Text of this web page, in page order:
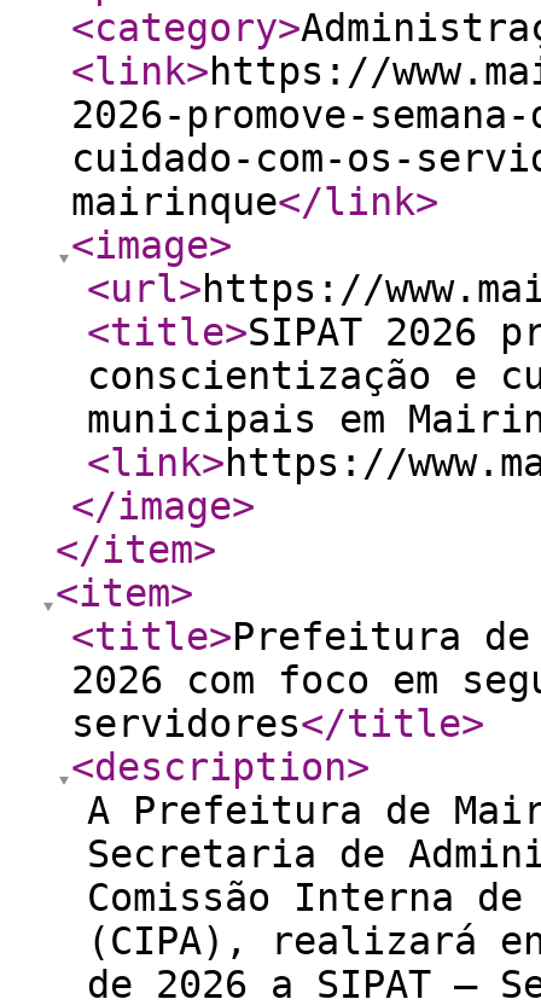
<category>
<link>https://
2026-promove-
cuidado-com-os-
mairinque</link>
<image>
<url>https://
<title>SIPAT 2026
conscientização e
municipais em
<link>https://
</image>
</item>
<item>
<title>Prefeitura de
2026 com foco em
servidores</title>
<description>
A Prefeitura de
Secretaria de
Comissão Interna
(CIPA), realizará
de 2026 a SIPAT –